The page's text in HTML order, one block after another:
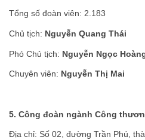
Tổng số đoàn viên: 2.183
Chủ tịch: Nguyễn Quang Thái
Phó Chủ tịch: Nguyễn Ngọc
Chuyên viên: Nguyễn Thị Mai
5. Công đoàn ngành Công
Địa chỉ: Số 02, đường Trần Phú,